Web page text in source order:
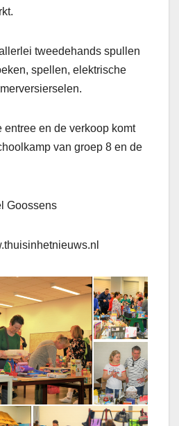
tweedehands spullen
spellen, elektrische
entree en de verkoop komt
van groep 8 en de
Goossens